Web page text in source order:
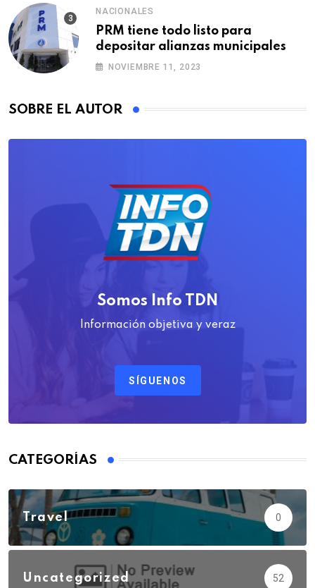
NACIONALES
PRM tiene todo listo para
depositar alianzas municipales
NOVIEMBRE 11, 2023
SOBRE EL AUTOR
Somos Info TDN
Información objetiva y veraz
SÍGUENOS
CATEGORÍAS
Travel 0
Uncategorized 52